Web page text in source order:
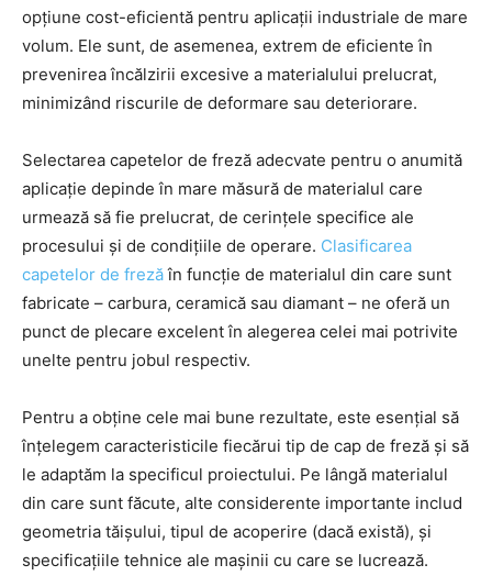
opțiune cost-eficientă pentru aplicații industriale de mare
volum. Ele sunt, de asemenea, extrem de eficiente în
prevenirea încălzirii excesive a materialului prelucrat,
minimizând riscurile de deformare sau deteriorare.
Selectarea capetelor de freză adecvate pentru o anumită
aplicație depinde în mare măsură de materialul care
urmează să fie prelucrat, de cerințele specifice ale
procesului și de condițiile de operare. Clasificarea
capetelor de frezăîn funcție de materialul din care sunt
fabricate – carbura, ceramică sau diamant – ne oferă un
punct de plecare excelent în alegerea celei mai potrivite
unelte pentru jobul respectiv.
Pentru a obține cele mai bune rezultate, este esențial să
înțelegem caracteristicile fiecărui tip de cap de freză și să
le adaptăm la specificul proiectului. Pe lângă materialul
din care sunt făcute, alte considerente importante includ
geometria tăișului, tipul de acoperire (dacă există), și
specificațiile tehnice ale mașinii cu care se lucrează.